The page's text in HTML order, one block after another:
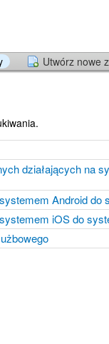
Utwórz nowe
działających na
Android do
iOS do